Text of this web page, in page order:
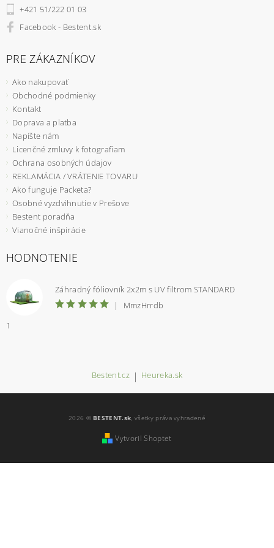
+421 51/222 01 03
Facebook - Bestent.sk
PRE ZÁKAZNÍKOV
Ako nakupovať
Obchodné podmienky
Kontakt
Doprava a platba
Napíšte nám
Licenčné zmluvy k fotografiam
Ochrana osobných údajov
REKLAMÁCIA / VRÁTENIE TOVARU
Ako funguje Packeta?
Osobné vyzdvihnutie v Prešove
Bestent poradňa
Vianočné inšpirácie
HODNOTENIE
Záhradný fóliovník 2x2m s UV filtrom STANDARD
|
MmzHrrdb
1
Bestent.cz | Heureka.sk
2026 © BESTENT.sk, všetky práva vyhradené
Vytvoril Shoptet